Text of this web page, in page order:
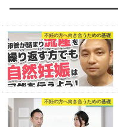
不妊の方へ向き合うための基礎
不妊の方へ向き合うための基礎